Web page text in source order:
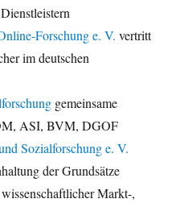
Forschung e. V. vertritt
im deutschen
gemeinsame
ASI, BVM, DGOF
Sozialforschung e. V.
der Grundsätze
Markt-,